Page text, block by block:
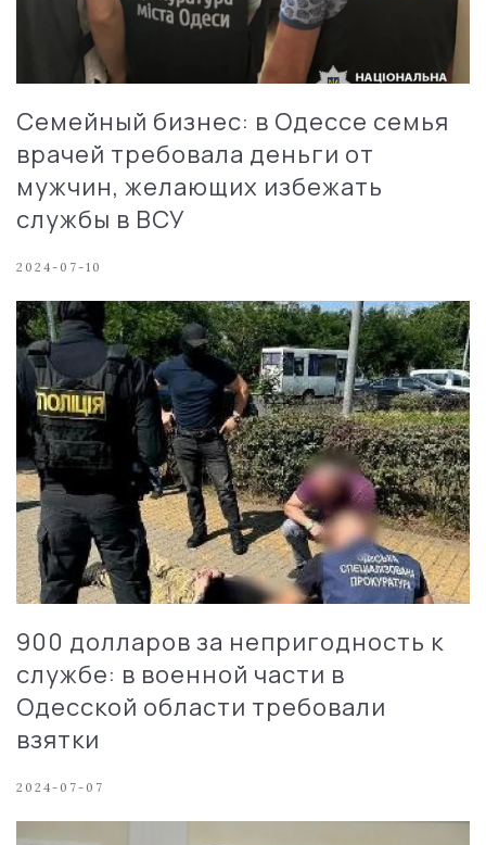
Семейный бизнес: в Одессе семья
врачей требовала деньги от
мужчин, желающих избежать
службы в ВСУ
2024-07-10
900 долларов за непригодность к
службе: в военной части в
Одесской области требовали
взятки
2024-07-07